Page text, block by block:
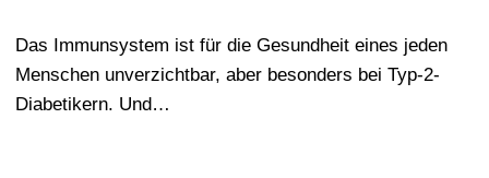
Das Immunsystem ist für die Gesundheit eines jeden
Menschen unverzichtbar, aber besonders bei Typ-2-
Diabetikern. Und…